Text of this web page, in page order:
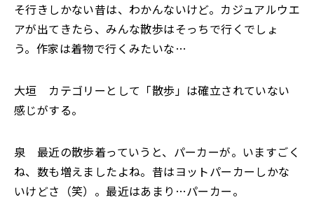
そ行きしかない昔は、わかんないけど。カジュアルウエ
アが出てきたら、みんな散歩はそっちで行くでしょ
う。作家は着物で行くみたいな…
大垣 カテゴリーとして「散歩」は確立されていない
感じがする。
泉 最近の散歩着っていうと、パーカーが。いますごく
ね、数も増えましたよね。昔はヨットパーカーしかな
いけどさ（笑）。最近はあまり…パーカー。